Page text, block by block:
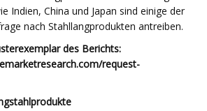
Indien, China und Japan sind einige der
nach Stahllangprodukten antreiben.
des Berichts:
request-